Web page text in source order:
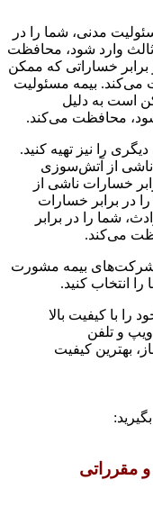
مدنی، شما را در
وارد شود، محافظت
برابر خساراتی که ممکن
می‌کند. بیمه مسئولیت
است به دلیل
محافظت می‌کند.
را نیز تهیه کنید.
ناشی از آتش‌سوزی
خسارات ناشی از
در برابر خسارات
شما را در برابر
می‌کند.
شرکت‌های بیمه مشورت
انتخاب کنید.
را با کیفیت بالا
و تلفن
بهترین کیفیت
مقرراتی